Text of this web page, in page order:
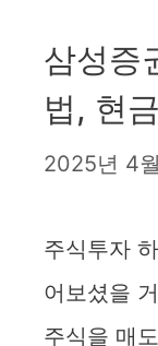
삼성증
법, 현
2025년 4
주식투자
어보셨을
주식을 매